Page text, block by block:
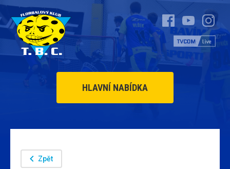
HLAVNÍ NABÍDKA
Zpět